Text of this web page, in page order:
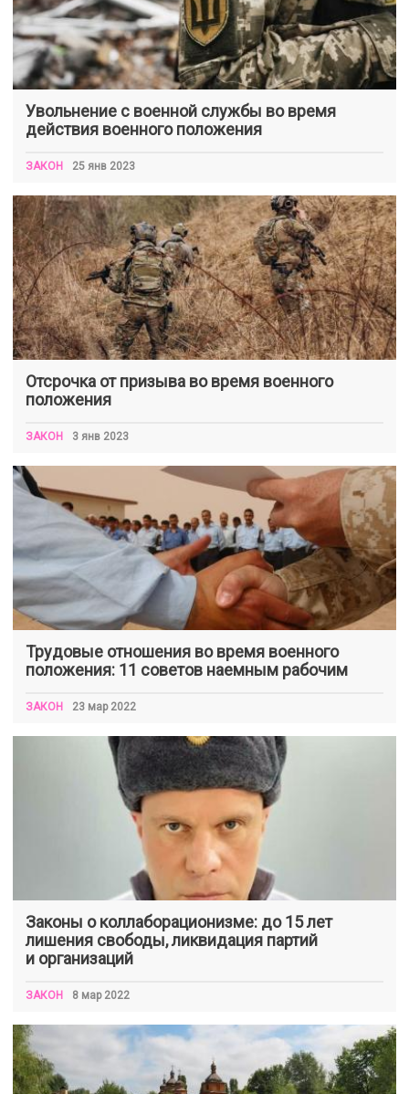
Увольнение с военной службы во время
действия военного положения
ЗАКОН 25 янв 2023
Отсрочка от призыва во время военного
положения
ЗАКОН 3 янв 2023
Трудовые отношения во время военного
положения: 11 советов наемным рабочим
ЗАКОН 23 мар 2022
Законы о коллаборационизме: до 15 лет
лишения свободы, ликвидация партий
и организаций
ЗАКОН 8 мар 2022